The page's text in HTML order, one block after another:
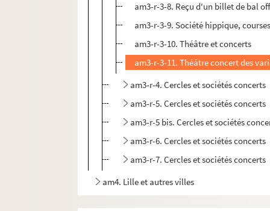
am3-r-3-8. Reçu d'un billet de bal
am3-r-3-9. Société hippique,
am3-r-3-10. Théâtre et concerts
am3-r-3-11. Théâtre concert des
am3-r-4. Cercles et sociétés concerts
am3-r-5. Cercles et sociétés concerts
am3-r-5 bis. Cercles et sociétés
am3-r-6. Cercles et sociétés concerts
am3-r-7. Cercles et sociétés concerts
am4. Lille et autres villes